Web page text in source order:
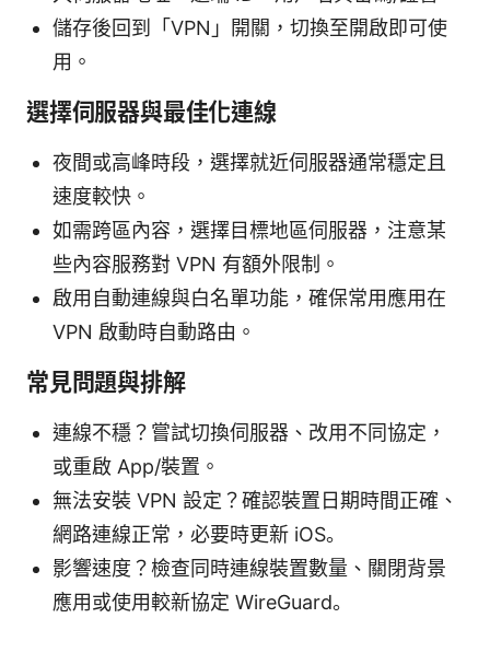
儲存後回到「VPN」開關，切換至開啟即可使
用。
選擇伺服器與最佳化連線
夜間或高峰時段，選擇就近伺服器通常穩定且
速度較快。
如需跨區內容，選擇目標地區伺服器，注意某
些內容服務對 VPN 有額外限制。
啟用自動連線與白名單功能，確保常用應用在
VPN 啟動時自動路由。
常見問題與排解
連線不穩？嘗試切換伺服器、改用不同協定，
或重啟 App/裝置。
無法安裝 VPN 設定？確認裝置日期時間正確、
網路連線正常，必要時更新 iOS。
影響速度？檢查同時連線裝置數量、關閉背景
應用或使用較新協定 WireGuard。